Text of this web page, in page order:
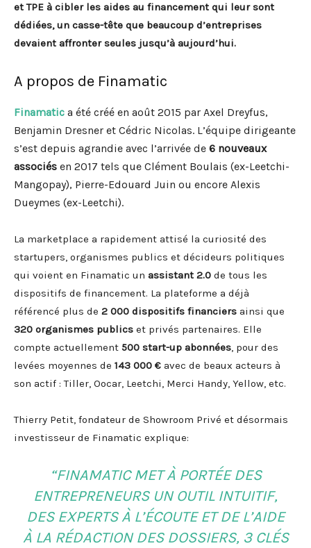
et TPE à cibler les aides au financement qui leur sont
dédiées, un casse-tête que beaucoup d’entreprises
devaient affronter seules jusqu’à aujourd’hui.
A propos de Finamatic
Finamatic a été créé en août 2015 par Axel Dreyfus,
Benjamin Dresner et Cédric Nicolas. L’équipe dirigeante
s’est depuis agrandie avec l’arrivée de 6 nouveaux
associés en 2017 tels que Clément Boulais (ex-Leetchi-
Mangopay), Pierre-Edouard Juin ou encore Alexis
Dueymes (ex-Leetchi).
La marketplace a rapidement attisé la curiosité des
startupers, organismes publics et décideurs politiques
qui voient en Finamatic un assistant 2.0 de tous les
dispositifs de financement. La plateforme a déjà
référencé plus de 2 000 dispositifs financiers ainsi que
320 organismes publics et privés partenaires. Elle
compte actuellement 500 start-up abonnées , pour des
levées moyennes de 143 000 € avec de beaux acteurs à
son actif : Tiller, Oocar, Leetchi, Merci Handy, Yellow, etc.
Thierry Petit, fondateur de Showroom Privé et désormais
investisseur de Finamatic explique:
“FINAMATIC MET À PORTÉE DES
ENTREPRENEURS UN OUTIL INTUITIF,
DES EXPERTS À L’ÉCOUTE ET DE L’AIDE
À LA RÉDACTION DES DOSSIERS, 3 CLÉS